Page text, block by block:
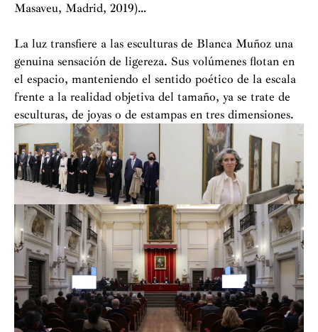
Masaveu, Madrid, 2019)…
La luz transfiere a las esculturas de Blanca Muñoz una
genuina sensación de ligereza. Sus volúmenes flotan en
el espacio, manteniendo el sentido poético de la escala
frente a la realidad objetiva del tamaño, ya se trate de
esculturas, de joyas o de estampas en tres dimensiones.